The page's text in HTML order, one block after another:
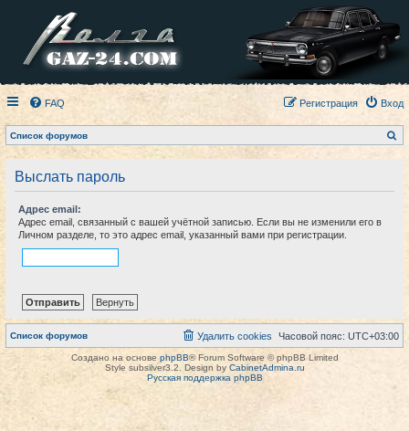
FAQ Вход
Регистрация
Список форумов
о
Выслать пароль
Адрес email:
Адрес email, связанный с вашей учётной записью. Если вы не изменили его в
Личном разделе, то это адрес email, указанный вами при регистрации.
Список форумов Часовой пояс: UTC+03:00
Удалить cookies
Создано на основе phpBB® Forum Software © phpBB Limited
Style subsilver3.2. Design by CabinetAdmina.ru
Русская поддержка phpBB